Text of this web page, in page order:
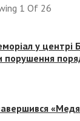
1 Of 26
у центрі
порушення